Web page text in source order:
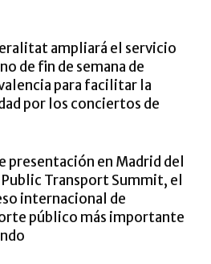
ampliará el servicio
de fin de semana de
para facilitar la
por los conciertos de
presentación en Madrid del
Transport Summit, el
internacional de
público más importante